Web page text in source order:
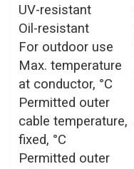
UV-resistant
Oil-resistant
For outdoor use
Max. temperature
at conductor, °C
Permitted outer
cable temperature,
fixed, °C
Permitted outer